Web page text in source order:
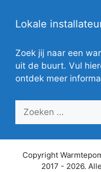
Lokale
Zoek jij naar een
uit de buurt. Vul
ontdek meer
Zoek
Copyright
2017 - 2026.